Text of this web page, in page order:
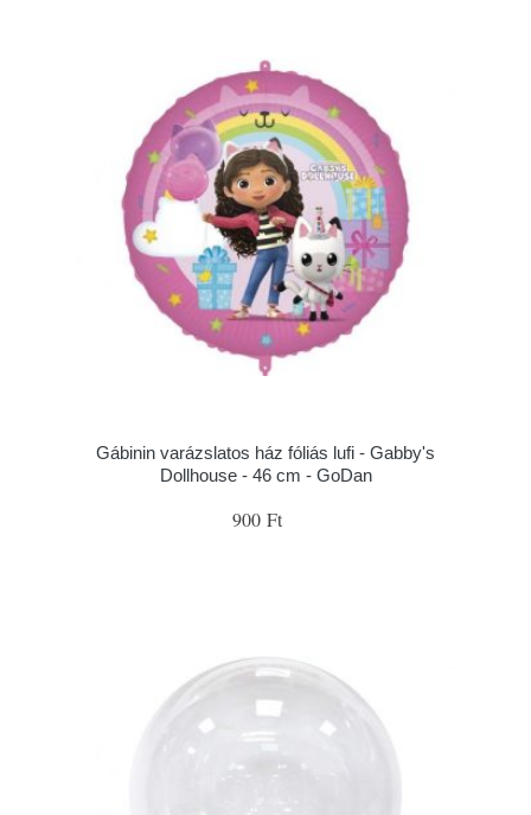
Gábinin varázslatos ház fóliás lufi - Gabby's
Dollhouse - 46 cm - GoDan
900 Ft